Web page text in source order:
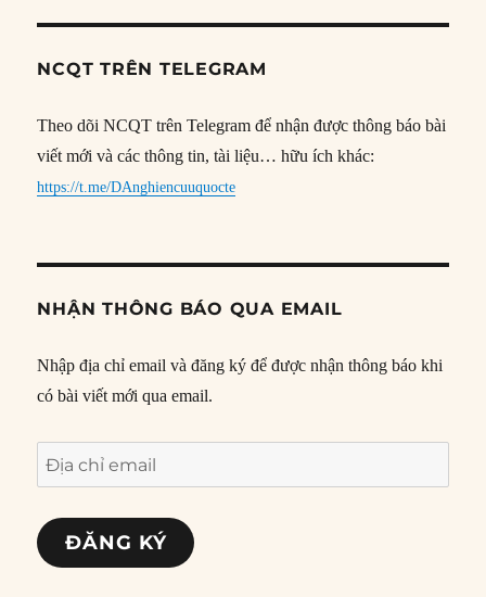
NCQT TRÊN TELEGRAM
Theo dõi NCQT trên Telegram để nhận được thông báo bài
viết mới và các thông tin, tài liệu… hữu ích khác:
https://t.me/DAnghiencuuquocte
NHẬN THÔNG BÁO QUA EMAIL
Nhập địa chỉ email và đăng ký để được nhận thông báo khi
có bài viết mới qua email.
Địa
chỉ
email
ĐĂNG KÝ